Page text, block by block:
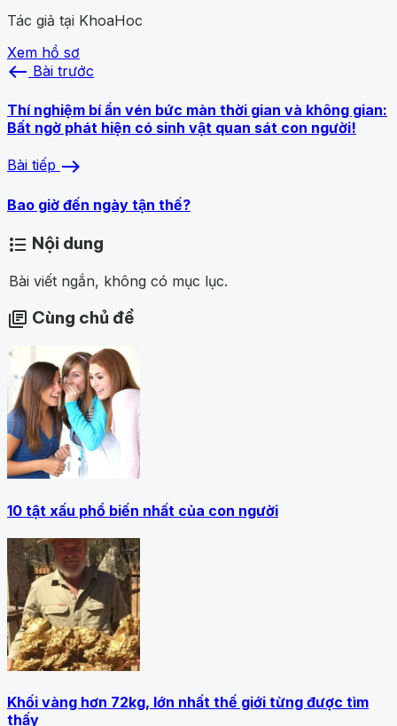
Tác giả tại KhoaHoc
Xem hồ sơ
west Bài trước
Thí nghiệm bí ẩn vén bức màn thời gian và không gian:
Bất ngờ phát hiện có sinh vật quan sát con người!
Bài tiếp east
Bao giờ đến ngày tận thế?
format_list_bulleted Nội dung
Bài viết ngắn, không có mục lục.
library_books Cùng chủ đề
10 tật xấu phổ biến nhất của con người
Khối vàng hơn 72kg, lớn nhất thế giới từng được tìm
thấy